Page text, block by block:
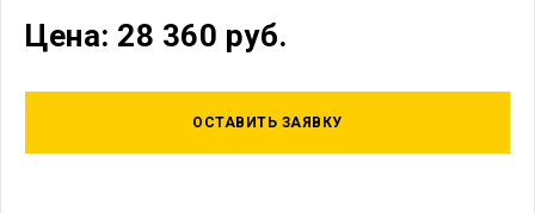
Цена: 28 360 руб.
ОСТАВИТЬ ЗАЯВКУ